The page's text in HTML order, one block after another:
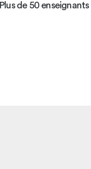
Plus de 50